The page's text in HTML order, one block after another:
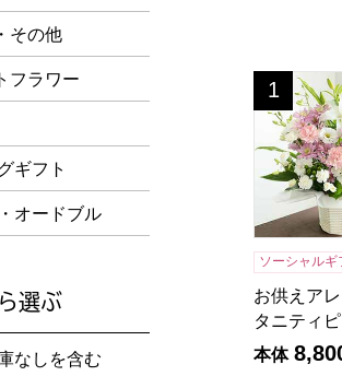
お供えア
1
位
ソーシャルギ
お供えア
タニティ
本体
その他
フラワー
ギフト
オードブル
選ぶ
い商品を含めて検索することができます。
なしを含む